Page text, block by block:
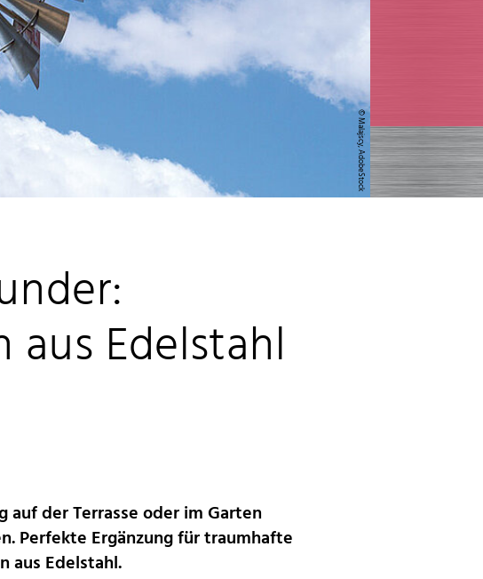
© Malajscy, AdobeStock
Edelstahl
auf der Terrasse oder im Garten
Perfekte Ergänzung für traumhafte
aus Edelstahl.